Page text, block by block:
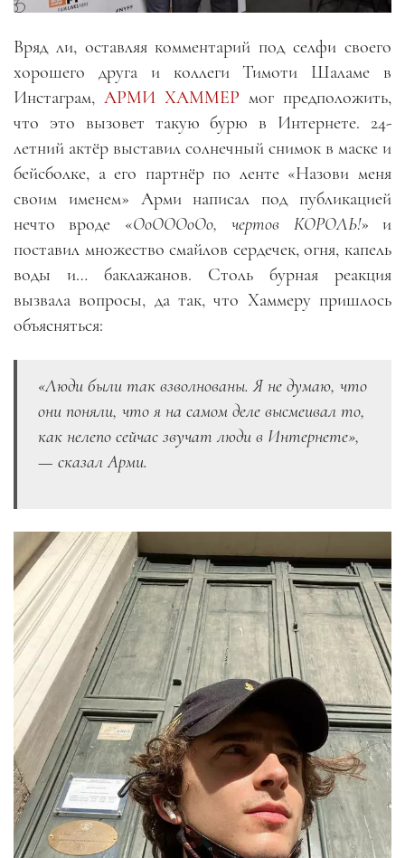
Вряд ли, оставляя комментарий под селфи своего
хорошего друга и коллеги Тимоти Шаламе в
Инстаграм, АРМИ ХАММЕР мог предположить,
что это вызовет такую бурю в Интернете. 24-
летний актёр выставил солнечный снимок в маске и
бейсболке, а его партнёр по ленте «Назови меня
своим именем» Арми написал под публикацией
нечто вроде «ОоОООоОо, чертов КОРОЛЬ!» и
поставил множество смайлов сердечек, огня, капель
воды и… баклажанов. Столь бурная реакция
вызвала вопросы, да так, что Хаммеру пришлось
объясняться:
«Люди были так взволнованы. Я не думаю, что
они поняли, что я на самом деле высмеивал то,
как нелепо сейчас звучат люди в Интернете»,
— сказал Арми.